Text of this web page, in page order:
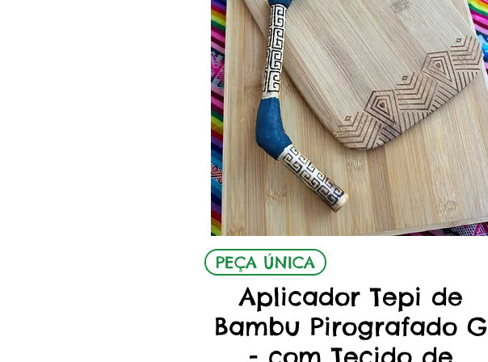
Visualização rápida
PEÇA ÚNICA
Aplicador Tepi de
Bambu Pirografado G